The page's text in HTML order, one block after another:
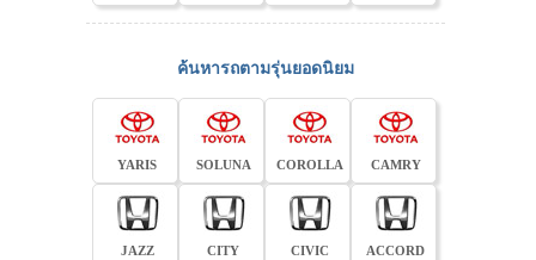
ค้นหารถตามรุ่นยอดนิยม
YARIS SOLUNA COROLLA CAMRY
JAZZ CITY CIVIC ACCORD